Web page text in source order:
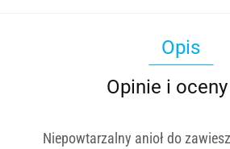
Opis
Opinie i
Niepowtarzalny anioł do